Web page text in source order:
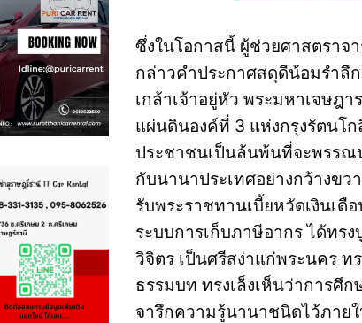
ซึ่งในโอกาสนี้ ผู้ช่วยศาสตรา
กล่าวคำประกาศสดุดีน้อมรำลึ
เกล้าเจ้าอยู่หัว พระมหาเจษฎา
แผ่นดินองค์ที่ 3 แห่งกรุงรัตนโ
ประชาชนเป็นล้นพ้นที่จะพรรณ
กับนานาประเทศอย่างกว้างข
รับพระราชทานเบี้ยหวัดเงินเดื
ระบบการเก็บภาษีอากร ได้ท
วิจิตร เป็นศรีสง่าแก่พระนคร ท
ธรรมบท ทรงเล็งเห็นว่าการศึ
จารึกความรู้นานาชนิดไว้ภาย